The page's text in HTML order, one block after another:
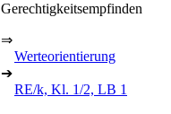
Gerechtigkeitsempfinden
⇒
Werteorientierung
➔
RE/k, Kl. 1/2, LB 1